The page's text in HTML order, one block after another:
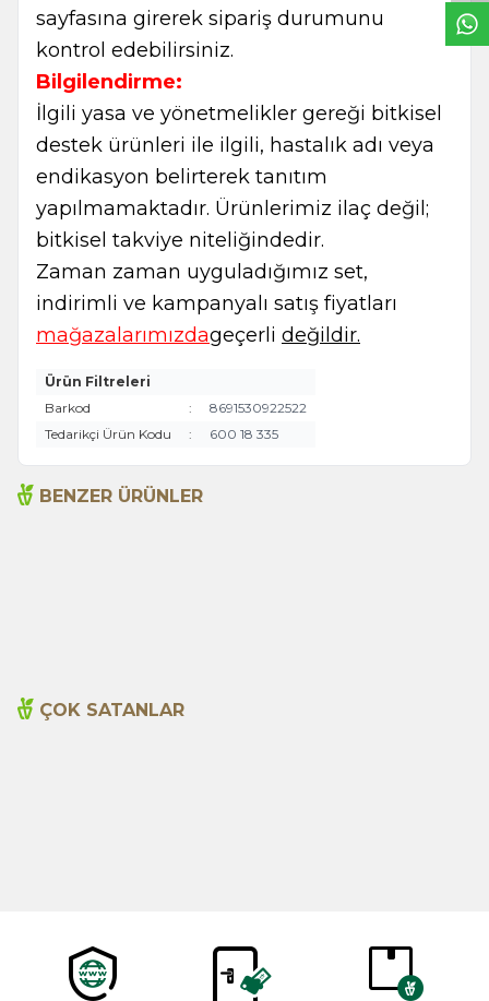
sayfasına girerek sipariş durumunu
kontrol edebilirsiniz.
Bilgilendirme:
İlgili yasa ve yönetmelikler gereği bitkisel
destek ürünleri ile ilgili, hastalık adı veya
endikasyon belirterek tanıtım
yapılmamaktadır. Ürünlerimiz ilaç değil;
bitkisel takviye niteliğindedir.
Zaman zaman uyguladığımız set,
indirimli ve kampanyalı satış fiyatları
mağazalarımızdageçerli değildir.
Ürün Filtreleri
Barkod
:
8691530922522
Tedarikçi Ürün Kodu
: 600 18 335
BENZER ÜRÜNLER
ÇOK SATANLAR